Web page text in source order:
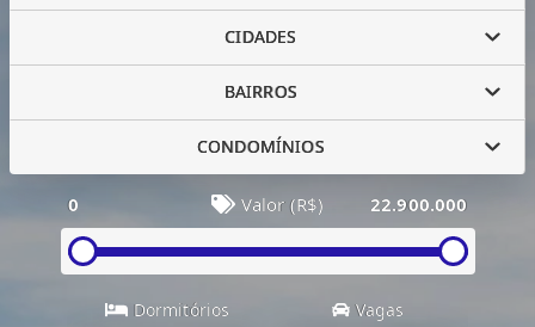
CIDADES
BAIRROS
CONDOMÍNIOS
0 Valor (R$) 22.900.000
Dormitórios Vagas